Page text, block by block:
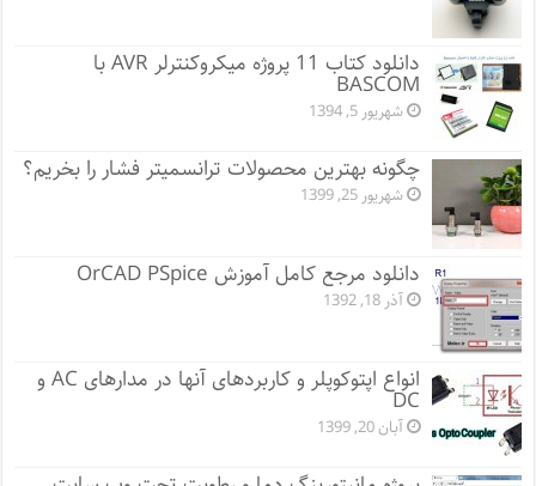
دانلود کتاب 11 پروژه میکروکنترلر AVR با
BASCOM
شهریور 5, 1394
چگونه بهترین محصولات ترانسمیتر فشار را بخریم؟
شهریور 25, 1399
دانلود مرجع کامل آموزش OrCAD PSpice
آذر 18, 1392
انواع اپتوکوپلر و کاربردهای آنها در مدارهای AC و
DC
آبان 20, 1399